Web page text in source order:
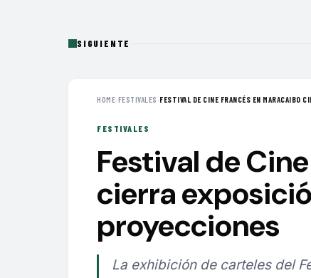
SIGUIENTE
HOME›FESTIVALES ›FESTIVAL DE CINE FRANCÉS EN MARACAIBO
FESTIVALES
Festival de
cierra
proyecciones
La exhibición de carteles del